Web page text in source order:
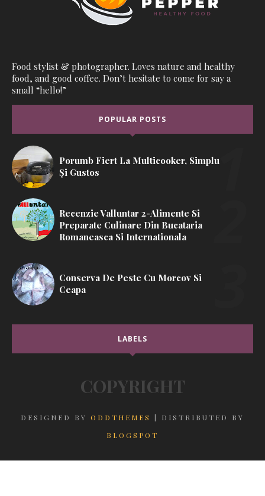
Food stylist & photographer. Loves nature and healthy
food, and good coffee. Don’t hesitate to come for say a
small “hello!”
POPULAR POSTS
Porumb Fiert La Multicooker, Simplu
Și Gustos
Recenzie Valluntar 2-Alimente Si
Preparate Culinare Din Bucataria
Romaneasca Si Internationala
Conserva De Peste Cu Morcov Si
Ceapa
LABELS
COPYRIGHT
DESIGNED BY ODDTHEMES
| DISTRIBUTED BY
BLOGSPOT